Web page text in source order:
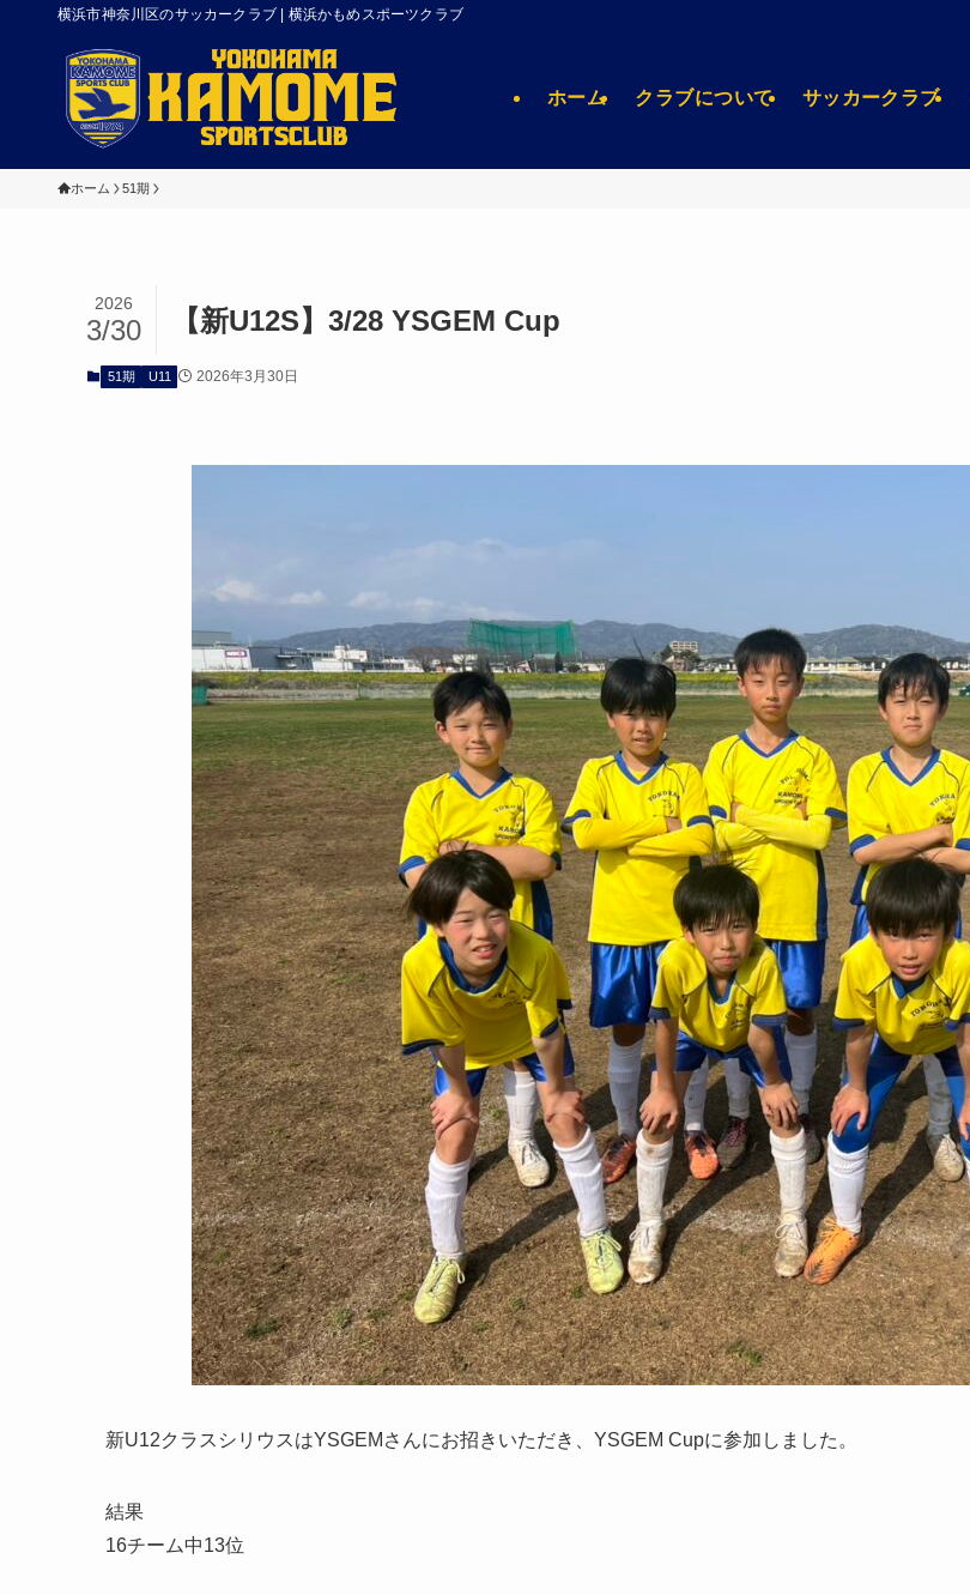
横浜市神奈川区のサッカークラブ | 横浜かもめスポーツクラブ
ホーム クラブについて サッカークラブ
ホーム 51期
【新U12S】3/28 YSGEM Cup
2026
3/30
51期 U11 2026年3月30日
新U12クラスシリウスはYSGEMさんにお招きいただき、YSGEM Cupに参加しました。
結果
16チーム中13位